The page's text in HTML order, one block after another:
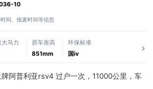
10
间、报废时间等信息
大马力
原车座高
851mm
环保标准
国ⅳ
阿普利亚rsv4 过户一次，11000公里，车